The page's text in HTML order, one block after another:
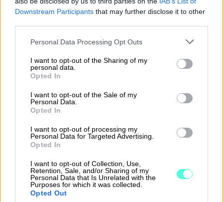
Downstream Participants that may further disclose it to other
Please note that this website/app uses one or more Google
not limited to your visit or usage behaviour. You may click to
grant or deny consent to Google and its third-party tags to
use your data for below specified purposes in below Google
consent section.
Personal Data Processing Opt Outs
I want to opt-out of the Sharing of my
personal data.
Opted In
I want to opt-out of the Sale of my
Personal Data.
Opted In
I want to opt-out of processing my
Personal Data for Targeted Advertising.
Opted In
I want to opt-out of Collection, Use,
Retention, Sale, and/or Sharing of my
Personal Data that Is Unrelated with the
Purposes for which it was collected.
Opted Out
kirjanpidon ohjelmisto
käytä aikasi paremmin. Aloitus nyt
Tutustu Procountoriin